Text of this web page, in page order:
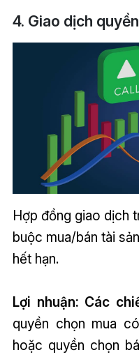
4. Giao dịch
Hợp đồng giao dịch
buộc mua/bán tài
hết hạn.
Lợi nhuận: Các
quyền chọn mua
hoặc quyền chọn